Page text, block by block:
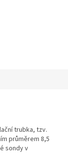
trubka, tzv.
průměrem 8,5
sondy v